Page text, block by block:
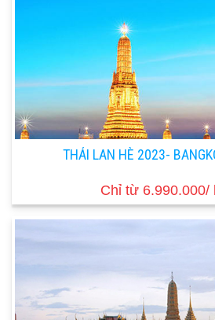
THÁI LAN HÈ 2023-
Chỉ từ 6.990.000/